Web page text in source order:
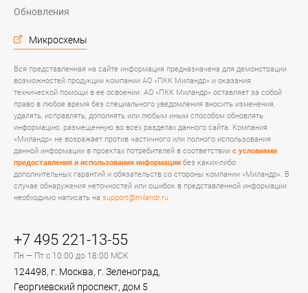
Обновления
Микросхемы
Вся представленная на сайте информация предназначена для демонстрации
возможностей продукции компании АО «ПКК Миландр» и оказания
технической помощи в ее освоении. АО «ПКК Миландр» оставляет за собой
право в любое время без специального уведомления вносить изменения,
удалять, исправлять, дополнять или любым иным способом обновлять
информацию, размещенную во всех разделах данного сайта. Компания
«Миландр» не возражает против частичного или полного использования
данной информации в проектах потребителей в соответствии с условиями
предоставления и использования информации без каких-либо
дополнительных гарантий и обязательств со стороны компании «Миландр». В
случае обнаружения неточностей или ошибок в представленной информации
необходимо написать на support@milandr.ru
+7 495 221-13-55
Пн — Пт с 10:00 до 18:00 МСК
124498, г. Москва, г. Зеленоград,
Георгиевский проспект, дом 5